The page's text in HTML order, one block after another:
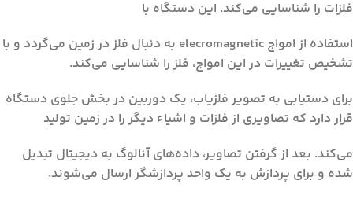
فلزات را شناسایی می‌کند. این دستگاه با
استفاده از امواج elecromagnetic به دنبال فلز در زمین می‌گردد و با
تشخیص تغییرات در این امواج، فلز را شناسایی می‌کند.
برای دستیابی به تصویر فلزیاب، یک دوربین در بخش جلوی دستگاه
قرار دارد که تصاویری از فلزات و اشیاء دیگر را در زمین تولید
می‌کند. بعد از گرفتن تصاویر، داده‌های آنالوگ به دیجیتال تبدیل
شده و برای پردازش به یک واحد پردازشگر ارسال می‌شوند.